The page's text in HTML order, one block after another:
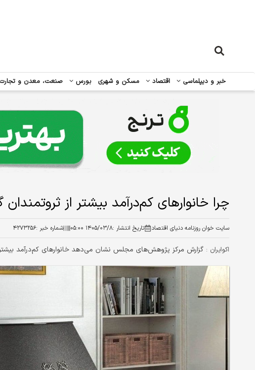
خبر و دیپلماسی اقتصاد مسکن و شهری بورس صنعت، معدن و تجارت
چرا خانوارهای کم‌درآمد بیشتر از
سایت خوان روزنامه دنیای اقتصاد تاریخ انتشار :۱۴۰۵/۰۳/۸ ۰۵:۰۰ شماره خبر :۴۲۷۳۲۵۶
اکوایران : گزارش مرکز پژوهش‌های مجلس نشان می‌دهد خانوارهای کم‌درآمد